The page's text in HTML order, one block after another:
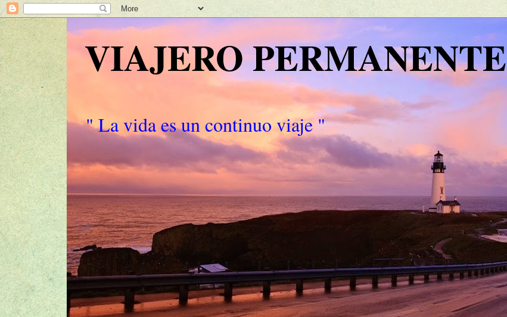
VIAJERO PERMANENTE
" La vida es un continuo viaje "